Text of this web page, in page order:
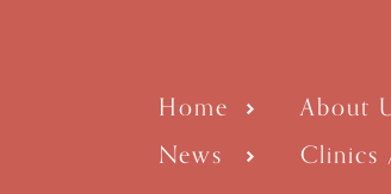
Home About
News
Clinics